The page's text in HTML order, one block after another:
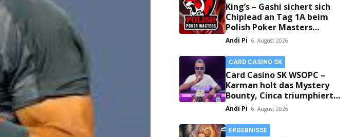
King’s – Gashi sichert sich
Chiplead an Tag 1A beim
Polish Poker Masters
Mystery Bounty!
Andi Pi 6. August 2026
CARD CASINO SK
Card Casino SK WSOPC –
Karman holt das Mystery
Bounty, Cinca triumphiert
im 6-Max!
Andi Pi 6. August 2026
ERGEBNISSE